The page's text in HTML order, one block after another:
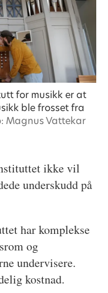
for musikk er at
ble frosset fra
Magnus Vattekar
ikke vil
underskudd på
har komplekse
og
undervisere.
kostnad.